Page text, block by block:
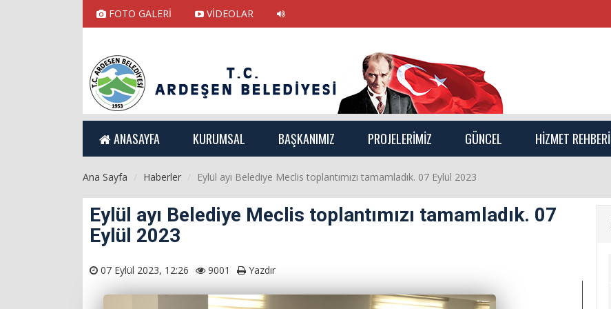
FOTO GALERİ VİDEOLAR
ANASAYFA KURUMSAL BAŞKANIMIZ PROJELERİMİZ GÜNCEL HİZMET REHBERİ
Ana Sayfa Haberler Eylül ayı Belediye Meclis toplantımızı tamamladık. 07 Eylül 2023
Eylül ayı Belediye Meclis toplantımızı tamamladık. 07
Eylül 2023
07 Eylül 2023, 12:26 9001 Yazdır